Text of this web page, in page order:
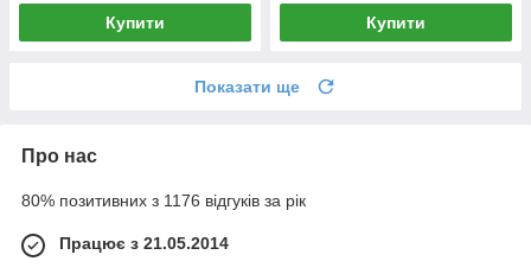
Купити Купити
Показати ще
Про нас
80% позитивних з 1176 відгуків за рік
Працює з 21.05.2014